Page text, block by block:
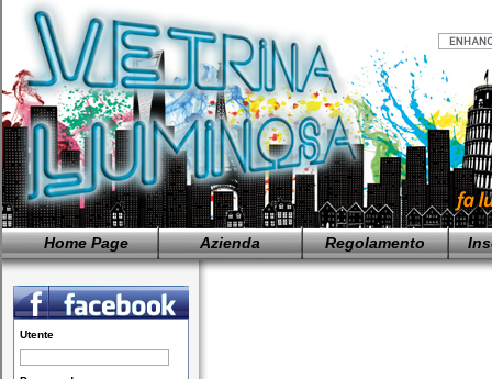
Home Page Azienda Regolamento
Utente